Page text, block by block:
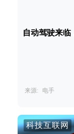
自动驾驶来临
来源: 电手
科技互联网